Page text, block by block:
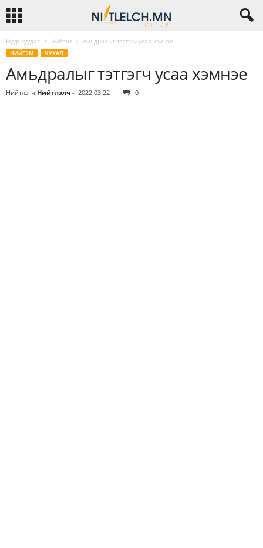
Нүүр хуудас Нийгэм Амьдралыг тэтгэгч усаа хэмнэе
НИЙГЭМ ЧУХАЛ
Амьдралыг тэтгэгч усаа хэмнэе
Нийтлэгч Нийтлэлч - 2022.03.22 0